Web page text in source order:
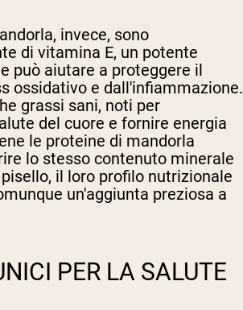
invece, sono
di vitamina E, un potente
può aiutare a proteggere il
ossidativo e dall'infiammazione.
grassi sani, noti per
del cuore e fornire energia
le proteine di mandorla
lo stesso contenuto minerale
il loro profilo nutrizionale
un'aggiunta preziosa a
PER LA SALUTE